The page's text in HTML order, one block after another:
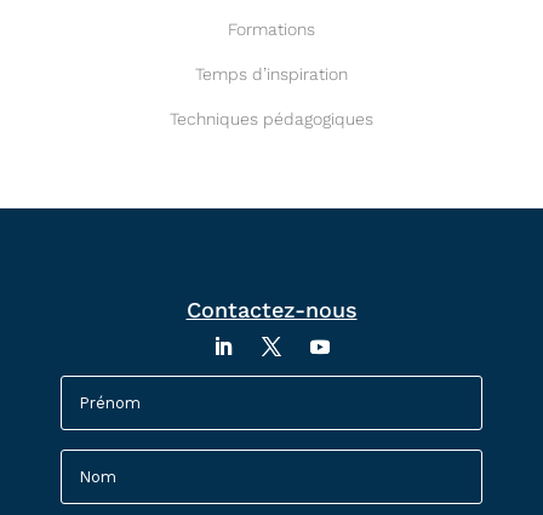
Formations
Temps d’inspiration
Techniques pédagogiques
Contactez-nous